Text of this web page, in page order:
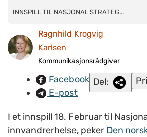
INNSPILL TIL NASJONAL STRATEGI: Den
behandlingsinstitusjon eller
traumatiserte flyktninger - innenfor
spesialisthelsetjenesten.
INNSPILL TIL NASJONAL STRATEG...
Ragnhild Krogvig
Karlsen
Kommunikasjonsrådgiver
Facebook
E-post
Del:
I et innspill 18. Februar til
innvandrerhelse, peker Den